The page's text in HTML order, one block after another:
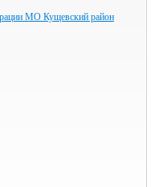
МО Кущевский район